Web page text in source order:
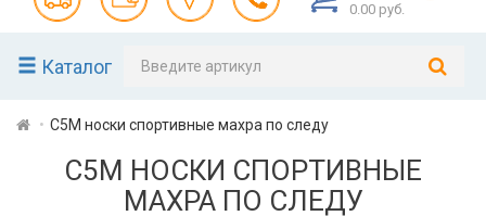
0.00 руб.
Каталог
С5М носки спортивные махра по следу
С5М НОСКИ СПОРТИВНЫЕ
МАХРА ПО СЛЕДУ